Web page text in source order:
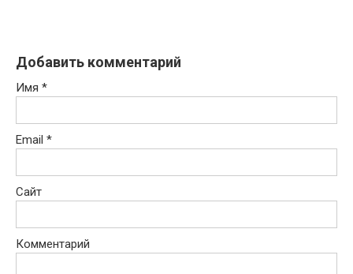
Добавить комментарий
Имя *
Email *
Сайт
Комментарий